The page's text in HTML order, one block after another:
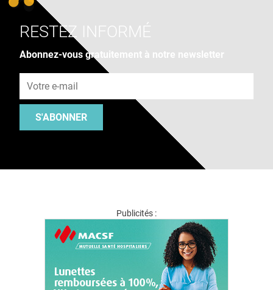
RESTEZ INFORMÉ
Abonnez-vous gratuitement à notre newsletter
S'ABONNER
Publicités :